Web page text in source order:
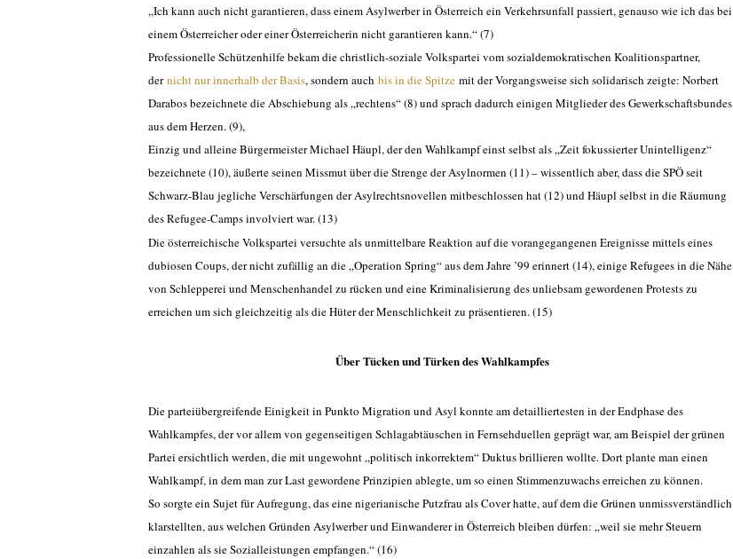
„Ich kann auch nicht garantieren, dass einem Asylwerber in Österreich ein Verkehrsunfall passiert, genauso wie ich das bei
einem Österreicher oder einer Österreicherin nicht garantieren kann.“ (7)
Professionelle Schützenhilfe bekam die christlich-soziale Volkspartei vom sozialdemokratischen Koalitionspartner,
dernicht nur innerhalb der Basis, sondern auch bis in die Spitze mit der Vorgangsweise sich solidarisch zeigte: Norbert
Darabos bezeichnete die Abschiebung als „rechtens“ (8) und sprach dadurch einigen Mitglieder des Gewerkschaftsbundes
aus dem Herzen. (9),
Einzig und alleine Bürgermeister Michael Häupl, der den Wahlkampf einst selbst als „Zeit fokussierter Unintelligenz“
bezeichnete (10), äußerte seinen Missmut über die Strenge der Asylnormen (11) – wissentlich aber, dass die SPÖ seit
Schwarz-Blau jegliche Verschärfungen der Asylrechtsnovellen mitbeschlossen hat (12) und Häupl selbst in die Räumung
des Refugee-Camps involviert war. (13)
Die österreichische Volkspartei versuchte als unmittelbare Reaktion auf die vorangegangenen Ereignisse mittels eines
dubiosen Coups, der nicht zufällig an die „Operation Spring“ aus dem Jahre ’99 erinnert (14), einige Refugees in die Nähe
von Schlepperei und Menschenhandel zu rücken und eine Kriminalisierung des unliebsam gewordenen Protests zu
erreichen um sich gleichzeitig als die Hüter der Menschlichkeit zu präsentieren. (15)
Über Tücken und Türken des Wahlkampfes
Die parteiübergreifende Einigkeit in Punkto Migration und Asyl konnte am detailliertesten in der Endphase des
Wahlkampfes, der vor allem von gegenseitigen Schlagabtäuschen in Fernsehduellen geprägt war, am Beispiel der grünen
Partei ersichtlich werden, die mit ungewohnt „politisch inkorrektem“ Duktus brillieren wollte. Dort plante man einen
Wahlkampf, in dem man zur Last gewordene Prinzipien ablegte, um so einen Stimmenzuwachs erreichen zu können.
So sorgte ein Sujet für Aufregung, das eine nigerianische Putzfrau als Cover hatte, auf dem die Grünen unmissverständlich
klarstellten, aus welchen Gründen Asylwerber und Einwanderer in Österreich bleiben dürfen: „weil sie mehr Steuern
einzahlen als sie Sozialleistungen empfangen.“ (16)